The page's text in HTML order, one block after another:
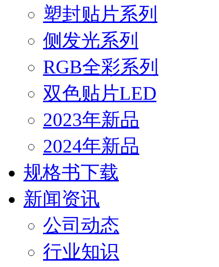
塑封贴片系列
侧发光系列
RGB全彩系列
双色贴片LED
2023年新品
2024年新品
规格书下载
新闻资讯
公司动态
行业知识